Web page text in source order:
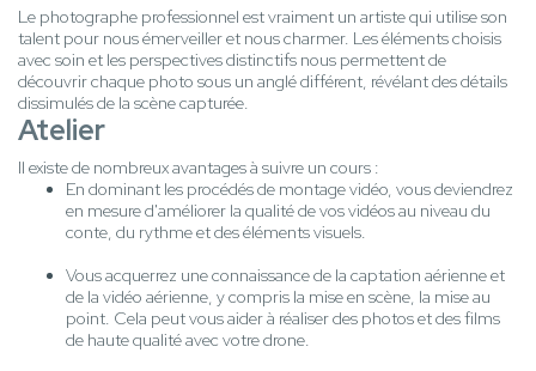
Le photographe professionnel est vraiment un artiste qui utilise son
talent pour nous émerveiller et nous charmer. Les éléments choisis
avec soin et les perspectives distinctifs nous permettent de
découvrir chaque photo sous un anglé différent, révélant des détails
dissimulés de la scène capturée.
Atelier
Il existe de nombreux avantages à suivre un cours :
En dominant les procédés de montage vidéo, vous deviendrez
en mesure d'améliorer la qualité de vos vidéos au niveau du
conte, du rythme et des éléments visuels.
Vous acquerrez une connaissance de la captation aérienne et
de la vidéo aérienne, y compris la mise en scène, la mise au
point. Cela peut vous aider à réaliser des photos et des films
de haute qualité avec votre drone.